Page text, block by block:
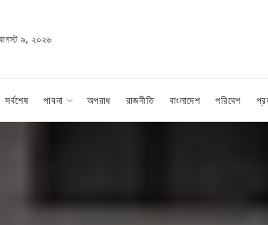
৯, ২০২৬
সর্বশেষ পাবনা অপরাধ রাজনীতি বাংলাদেশ পরিবেশ